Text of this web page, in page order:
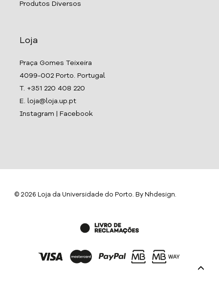
Produtos Diversos
Loja
Praça Gomes Teixeira
4099-002 Porto. Portugal
T. +351 220 408 220
E. loja@loja.up.pt
Instagram
Facebook
© 2026 Loja da Universidade do Porto. By Nhdesign.